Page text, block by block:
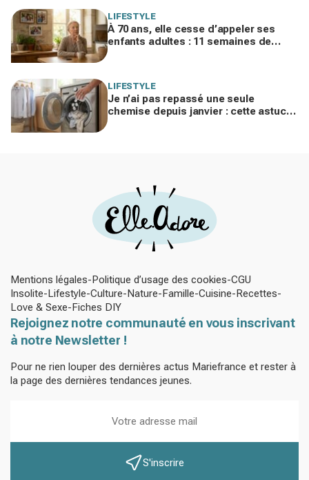
LIFESTYLE
À 70 ans, elle cesse d’appeler ses
enfants adultes : 11 semaines de
LIFESTYLE
Je n’ai pas repassé une seule
chemise depuis janvier : cette astuce
Mentions légales Politique d’usage des cookies CGU
Insolite Lifestyle Culture Nature Famille Cuisine Recettes
Love & Sexe Fiches DIY
Rejoignez notre communauté en vous inscrivant
à notre Newsletter !
Pour ne rien louper des dernières actus Mariefrance et rester à
la page des dernières tendances jeunes.
S'inscrire